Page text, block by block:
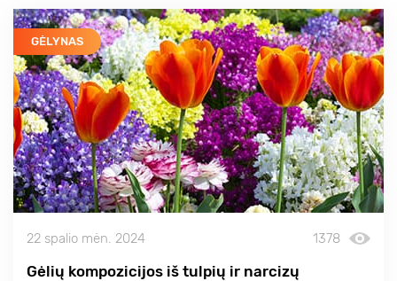
GĖLYNAS
22 spalio mėn. 2024 1378
Gėlių kompozicijos iš tulpių ir narcizų